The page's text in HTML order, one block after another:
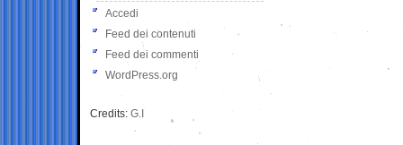
Accedi
Feed dei contenuti
Feed dei commenti
WordPress.org
Credits: G.I